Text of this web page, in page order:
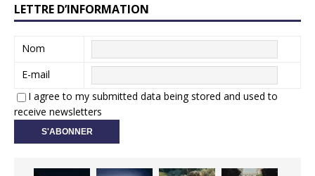
LETTRE D’INFORMATION
Nom
E-mail
I agree to my submitted data being stored and used to
receive newsletters